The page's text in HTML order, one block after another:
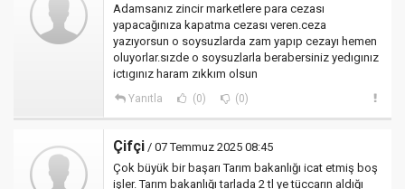
Adamsanız zincir marketlere para cezası
yapacağınıza kapatma cezası veren.ceza
yazıyorsun o soysuzlarda zam yapıp cezayı hemen
oluyorlar.sızde o soysuzlarla berabersiniz yedıgınız
ictıgınız haram zıkkım olsun
Yanıtla (0) (0)
Çifçi / 07 Temmuz 2025 08:45
Çok büyük bir başarı Tarım bakanlığı icat etmiş boş
işler. Tarım bakanlığı tarlada 2 tl ye tüccarın aldığı